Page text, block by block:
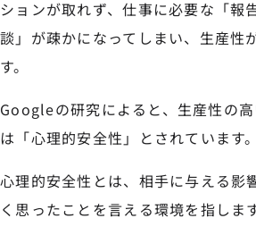
ションが取れず、仕事に必要な「報
談」が疎かになってしまい、生産性
す。
Googleの研究によると、生産性の
は「心理的安全性」とされています。
心理的安全性とは、相手に与える影
く思ったことを言える環境を指します